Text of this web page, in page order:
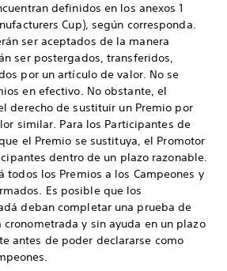
definidos en los anexos 1
Cup), según corresponda.
ser aceptados de la manera
ser postergados, transferidos,
por un artículo de valor. No se
en efectivo. No obstante, el
derecho de sustituir un Premio por
similar. Para los Participantes de
el Premio se sustituya, el Promotor
dentro de un plazo razonable.
todos los Premios a los Campeones y
Es posible que los
deban completar una prueba de
y sin ayuda en un plazo
antes de poder declararse como